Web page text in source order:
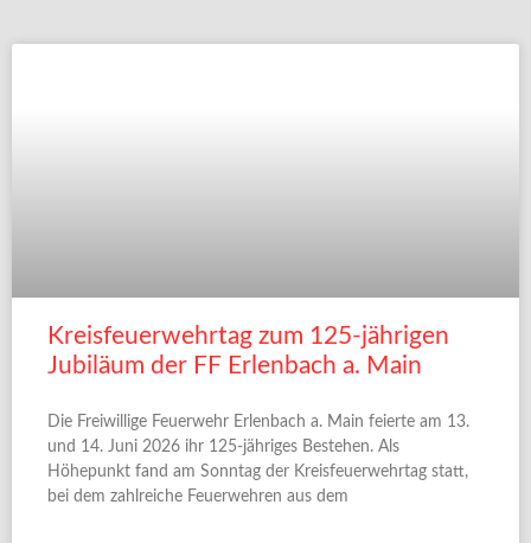
Kreisfeuerwehrtag zum 125-jährigen
Jubiläum der FF Erlenbach a. Main
Die Freiwillige Feuerwehr Erlenbach a. Main feierte am 13.
und 14. Juni 2026 ihr 125-jähriges Bestehen. Als
Höhepunkt fand am Sonntag der Kreisfeuerwehrtag statt,
bei dem zahlreiche Feuerwehren aus dem